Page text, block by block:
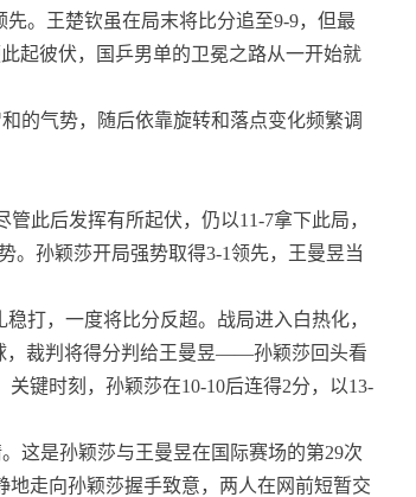
。王楚钦虽在局末将比分追至9-9，但最
起彼伏，国乒男单的卫冕之路从一开始就
的气势，随后依靠旋转和落点变化频繁调
此后发挥有所起伏，仍以11-7拿下此局，
。孙颖莎开局强势取得3-1领先，王曼昱当
打，一度将比分反超。战局进入白热化，
，裁判将得分判给王曼昱——孙颖莎回头看
关键时刻，孙颖莎在10-10后连得2分，以13-
这是孙颖莎与王曼昱在国际赛场的第29次
地走向孙颖莎握手致意，两人在网前短暂交